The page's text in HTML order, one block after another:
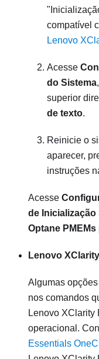
compatível
Lenovo
Acesse
do Sistema
superior
de texto.
Reinicie o
aparecer,
instruções
Acesse
de Inicialização
Optane PMEMs
Lenovo
Algumas
nos comandos
Lenovo XClarity
operacional.
Essentials